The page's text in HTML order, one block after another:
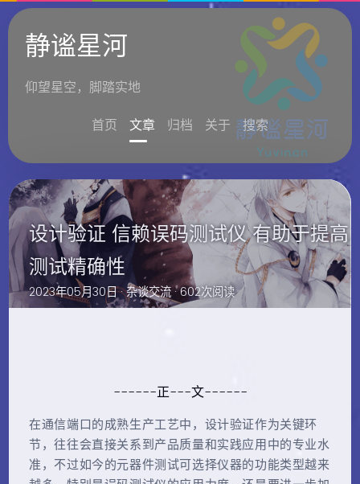
静谧星河
仰望星空，脚踏实地
首页
文章 归档 关于 搜索
设计验证 信赖误码测试仪 有助于提高
测试精确性
2023年05月30日 ·杂谈交流· 602次阅读
------正---文------
在通信端口的成熟生产工艺中，设计验证作为关键环
节，往往会直接关系到产品质量和实践应用中的专业水
准，不过如今的元器件测试可选择仪器的功能类型越来